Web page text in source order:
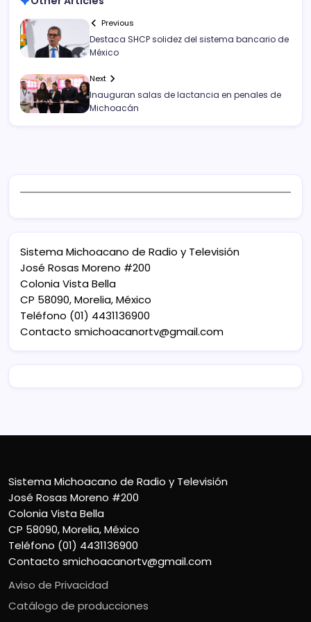
Previous
Destaca SHCP solidez del sistema bancario de
México
Next
Inauguran salas de lactancia en penales de
Michoacán
Sistema Michoacano de Radio y Televisión
José Rosas Moreno #200
Colonia Vista Bella
CP 58090, Morelia, México
Teléfono (01) 4431136900
Contacto smichoacanortv@gmail.com
Sistema Michoacano de Radio y Televisión
José Rosas Moreno #200
Colonia Vista Bella
CP 58090, Morelia, México
Teléfono (01) 4431136900
Contacto smichoacanortv@gmail.com
Aviso de Privacidad
Catálogo de producciones